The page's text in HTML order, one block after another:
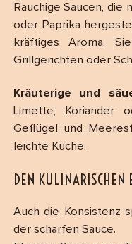
Rauchige Saucen,
oder Paprika
kräftiges Aroma.
Grillgerichten oder
Kräuterige und
Limette, Koriander
Geflügel und
leichte Küche.
DEN KULINARISCHEN
Auch die Konsistenz
der scharfen Sauce.